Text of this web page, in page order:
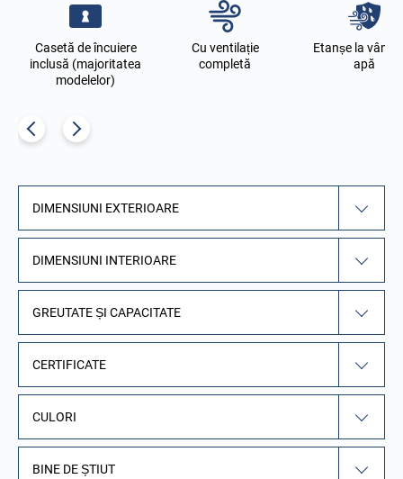
Casetă de încuiere
inclusă (majoritatea
modelelor)
Cu ventilație
completă
Etanșe la vânt
apă
DIMENSIUNI EXTERIOARE
DIMENSIUNI INTERIOARE
GREUTATE ȘI CAPACITATE
CERTIFICATE
CULORI
BINE DE ȘTIUT